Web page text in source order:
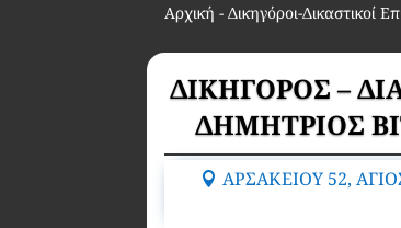
Αρχική -Δικηγόροι-Δικαστικοί
ΔΙΚΗΓΟΡΟΣ –
ΔΗΜΗΤΡΙΟΣ
ΑΡΣΑΚΕΙΟΥ 52,